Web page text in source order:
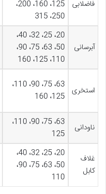
فاضلابی
125، 160، 200،
250، 315
آبرسانی
20، 25، 32، 40،
50، 63، 75، 90،
110، 125، 160
استخری
63، 75، 90، 110،
125، 160
ناودانی
63، 75، 90، 110،
125
غلاف
کابل
20، 25، 32، 40،
50، 63، 75، 90،
110